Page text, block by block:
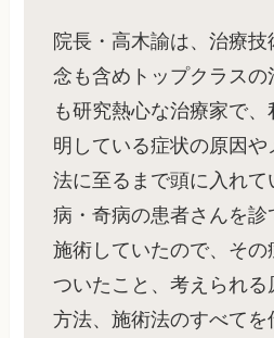
院長・高木諭は、治療
念も含めトップクラスの
も研究熱心な治療家で
明している症状の原因
法に至るまで頭に入れ
病・奇病の患者さんを
施術していたので、そ
ついたこと、考えられ
方法、施術法のすべてを